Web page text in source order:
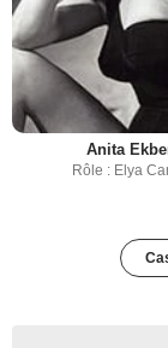
Anita
Rôle : Elya